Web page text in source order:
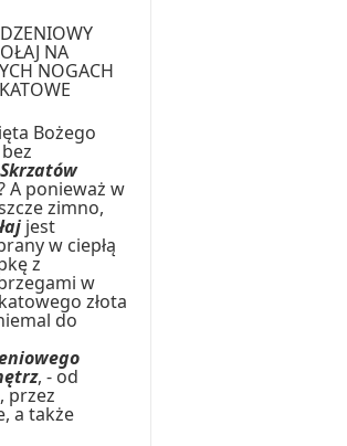
NA
NOGACH
Bożego
A ponieważ w
zimno,
jest
w ciepłą
z
w
złota
do
, - od
przez
a także